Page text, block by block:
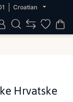
Croatian
Hrvatske